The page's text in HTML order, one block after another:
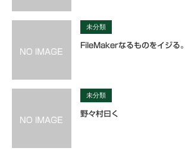
未分類
FileMakerなるものをイジる。
未分類
野々村曰く